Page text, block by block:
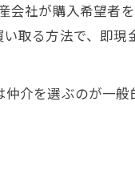
社が購入希望者
取る方法で、即現
介を選ぶのが一般